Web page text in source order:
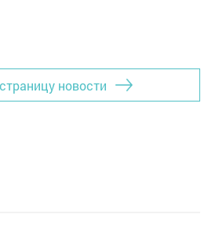
новости